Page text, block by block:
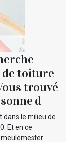
de toiture
trouvé
d
dans le milieu de
Et en ce